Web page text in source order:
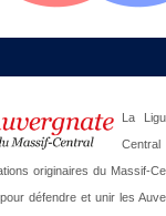
La
originaires du Massif-
défendre et unir les